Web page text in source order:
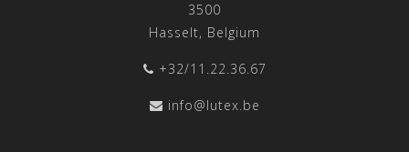
3500
Hasselt, Belgium
+32/11.22.36.67
info@lutex.be